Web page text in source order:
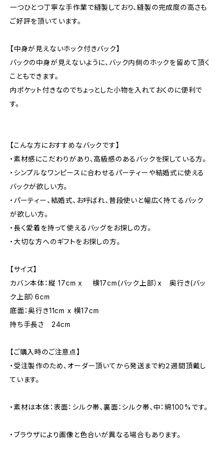
一つひとつ丁寧な手作業で縫製しており、縫製の完成度の高さも
ご好評を頂いています。
【中身が見えないホック付きバック】
バックの中身が見えないように、バック内側のホックを留めて頂く
こともできます。
内ポケット付きなのでちょっとした小物を入れておくのに便利で
す。
【こんな方におすすめなバックです】
・素材感にこだわりがあり、高級感のあるバックを探している方。
・シンプルなワンピースに合わせるパーティーや結婚式に使える
バックが欲しい方。
・パーティー、結婚式、お呼ばれ、普段使いと幅広く持てるバック
が欲しい方。
・長く愛着を持って使えるバッグをお探しの方。
・大切な方へのギフトをお探しの方。
【サイズ】
カバン本体：縦 17cm x 横17cm(バック上部）x 奥行き(バッ
ク上部）6cm
底面：奥行き11cm x 横17cm
持ち手長さ 24cm
【ご購入時のご注意点】
・受注製作のため、オーダー頂いてから発送まで約２週間頂戴し
ています。
・素材は本体：表面：シルク帯、裏面：シルク帯、中：綿100%です。
・ブラウザにより画像と色合いが異なる場合もあります。